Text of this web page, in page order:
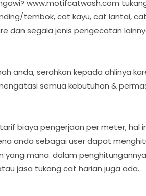
www.motifcatwash.com
tembok, cat kayu, cat lantai,
dan segala jenis pengecatan
anda, serahkan kepada ahlinya
semua kebutuhan &
biaya pengerjaan per meter, hal
anda sebagai user dapat
mana. dalam
jasa tukang cat harian juga ada.